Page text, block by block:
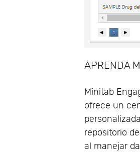
APRENDA
Minitab
ofrece un
repositorio
al manejar